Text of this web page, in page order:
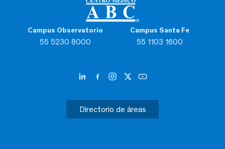
Campus Observatorio
55 5230 8000
Campus Santa Fe
55 1103 1600
Directorio de áreas